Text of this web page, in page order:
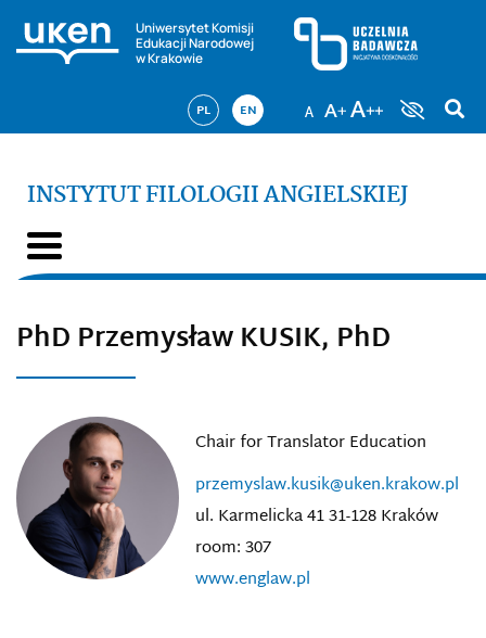
Uniwersytet Komisji
Edukacji Narodowej
w Krakowie
PL EN
INSTYTUT FILOLOGII ANGIELSKIEJ
PhD Przemysław KUSIK, PhD
Chair for Translator Education
przemyslaw.kusik@uken.krakow.pl
ul. Karmelicka 41 31-128 Kraków
room: 307
www.englaw.pl